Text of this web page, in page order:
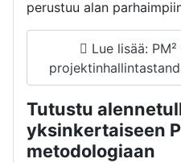
perustuu alan
Lue lisää:
Tutustu
yksinkertaiseen
metodologiaan